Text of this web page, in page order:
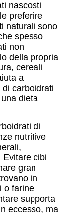
nascosti
preferire
naturali sono
spesso
non
della propria
cereali
a
carboidrati
dieta
di
nutritive
Evitare cibi
gran
in
o farine
supporta
eccesso, ma